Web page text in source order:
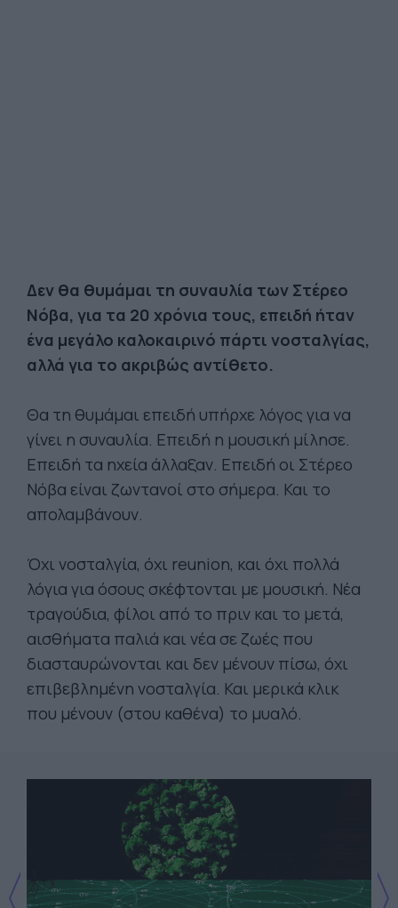
Δεν θα θυμάμαι τη συναυλία των Στέρεο
Νόβα, για τα 20 χρόνια τους, επειδή ήταν
ένα μεγάλο καλοκαιρινό πάρτι νοσταλγίας,
αλλά για το ακριβώς αντίθετο.
Θα τη θυμάμαι επειδή υπήρχε λόγος για να
γίνει η συναυλία. Επειδή η μουσική μίλησε.
Επειδή τα ηχεία άλλαξαν. Επειδή οι Στέρεο
Νόβα είναι ζωντανοί στο σήμερα. Και το
απολαμβάνουν.
Όχι νοσταλγία, όχι reunion, και όχι πολλά
λόγια για όσους σκέφτονται με μουσική. Νέα
τραγούδια, φίλοι από το πριν και το μετά,
αισθήματα παλιά και νέα σε ζωές που
διασταυρώνονται και δεν μένουν πίσω, όχι
επιβεβλημένη νοσταλγία. Και μερικά κλικ
που μένουν (στου καθένα) το μυαλό.